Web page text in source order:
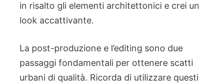
in risalto gli elementi architettonici e crei un
look accattivante.
La post-produzione e l’editing sono due
passaggi fondamentali per ottenere scatti
urbani di qualità. Ricorda di utilizzare questi